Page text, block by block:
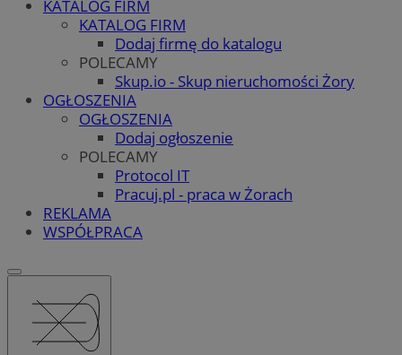
KATALOG FIRM
KATALOG FIRM
Dodaj firmę do katalogu
POLECAMY
Skup.io - Skup nieruchomości Żory
OGŁOSZENIA
OGŁOSZENIA
Dodaj ogłoszenie
POLECAMY
Protocol IT
Pracuj.pl - praca w Żorach
REKLAMA
WSPÓŁPRACA